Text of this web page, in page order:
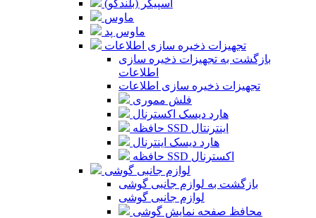
اسپیکر (بلندگو)
ماوس
ماوس پد
تجهیزات ذخیره سازی اطلاعات
بازگشت به تجهیزات ذخیره سازی
اطلاعات
تجهیزات ذخیره سازی اطلاعات
فلش مموری
هارد دیسک اکسترنال
حافظه SSD اینترنتال
هارد دیسک اینترنال
حافظه SSD اکسترنال
لوازم جانبی گوشی
بازگشت به لوازم جانبی گوشی
لوازم جانبی گوشی
محافظ صفحه نمایش گوشی